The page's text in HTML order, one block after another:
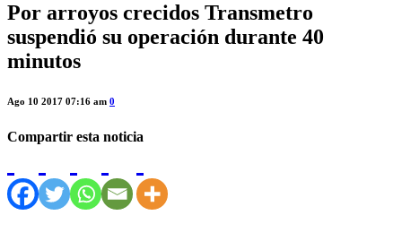
Por arroyos crecidos Transmetro
suspendió su operación durante 40
minutos
Ago 10 2017 07:16 am 0
Compartir esta noticia